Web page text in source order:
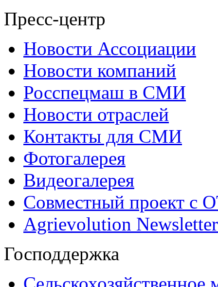
Пресс-центр
Новости Ассоциации
Новости компаний
Росспецмаш в СМИ
Новости отраслей
Контакты для СМИ
Фотогалерея
Видеогалерея
Совместный проект с
Agrievolution Newsletter
Господдержка